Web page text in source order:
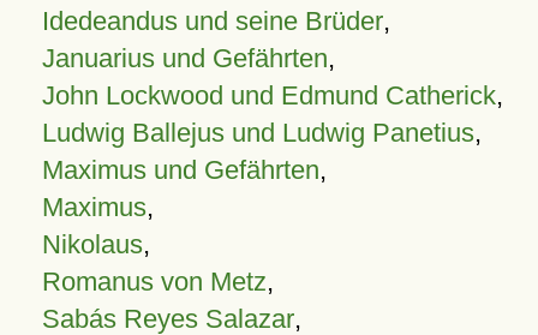
Idedeandus und seine Brüder,
Januarius und Gefährten,
John Lockwood und Edmund Catherick,
Ludwig Ballejus und Ludwig Panetius,
Maximus und Gefährten,
Maximus,
Nikolaus,
Romanus von Metz,
Sabás Reyes Salazar,